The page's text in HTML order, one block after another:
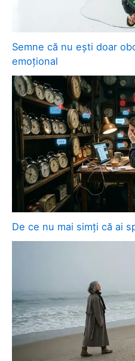
Semne că nu ești doar
emoțional
De ce nu mai simți că ai